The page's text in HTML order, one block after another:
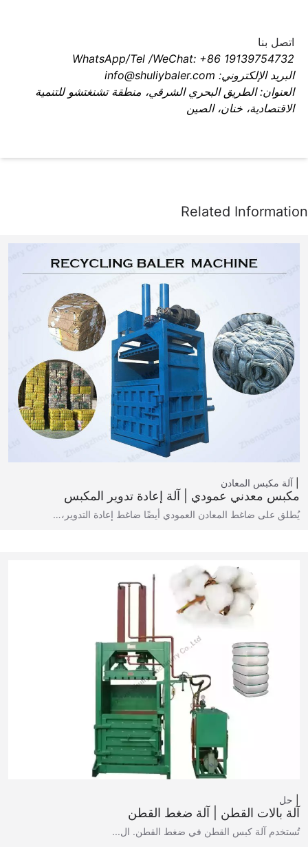
اتصل بنا
WhatsApp/Tel /WeChat: +86 19139754732
البريد الإلكتروني: info@shuliybaler.com
العنوان: الطريق البحري الشرقي، منطقة تشنغتشو للتنمية
الاقتصادية، خنان، الصين
آلة مكبس المعادن
مكبس معدني عمودي | آلة إعادة تدوير المكبس
يُطلق على ضاغط المعادن العمودي أيضًا ضاغط إعادة التدوير،…
حل
آلة بالات القطن | آلة ضغط القطن
تُستخدم آلة كبس القطن في ضغط القطن. ال...